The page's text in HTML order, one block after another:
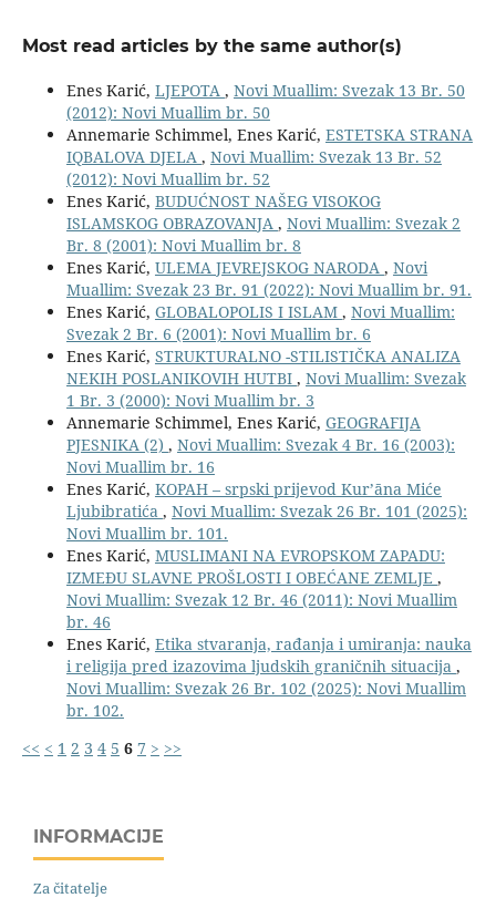
Most read articles by the same author(s)
Enes Karić, LJEPOTA , Novi Muallim: Svezak 13 Br. 50
(2012): Novi Muallim br. 50
Annemarie Schimmel, Enes Karić, ESTETSKA STRANA
IQBALOVA DJELA , Novi Muallim: Svezak 13 Br. 52
(2012): Novi Muallim br. 52
Enes Karić, BUDUĆNOST NAŠEG VISOKOG
ISLAMSKOG OBRAZOVANJA , Novi Muallim: Svezak 2
Br. 8 (2001): Novi Muallim br. 8
Enes Karić, ULEMA JEVREJSKOG NARODA , Novi
Muallim: Svezak 23 Br. 91 (2022): Novi Muallim br. 91.
Enes Karić, GLOBALOPOLIS I ISLAM , Novi Muallim:
Svezak 2 Br. 6 (2001): Novi Muallim br. 6
Enes Karić, STRUKTURALNO -STILISTIČKA ANALIZA
NEKIH POSLANIKOVIH HUTBI , Novi Muallim: Svezak
1 Br. 3 (2000): Novi Muallim br. 3
Annemarie Schimmel, Enes Karić, GEOGRAFIJA
PJESNIKA (2) , Novi Muallim: Svezak 4 Br. 16 (2003):
Novi Muallim br. 16
Enes Karić, KOPAH – srpski prijevod Kurʼāna Miće
Ljubibratića , Novi Muallim: Svezak 26 Br. 101 (2025):
Novi Muallim br. 101.
Enes Karić, MUSLIMANI NA EVROPSKOM ZAPADU:
IZMEĐU SLAVNE PROŠLOSTI I OBEĆANE ZEMLJE ,
Novi Muallim: Svezak 12 Br. 46 (2011): Novi Muallim
br. 46
Enes Karić, Etika stvaranja, rađanja i umiranja: nauka
i religija pred izazovima ljudskih graničnih situacija ,
Novi Muallim: Svezak 26 Br. 102 (2025): Novi Muallim
br. 102.
<< < 1 2 3 4 5 6 7 > >>
INFORMACIJE
Za čitatelje